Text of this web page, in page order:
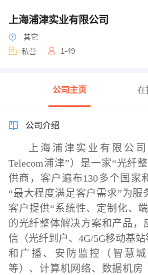
上海浦津实业有限公司
其它
私营
1-49
公司主页 在
公司介绍
上海浦津实业有限公
Telecom浦津”）是一家“光纤
供商，客户遍布130多个国家
“最大程度满足客户需求”为服
客户提供“系统性、定制化、
的光纤整体解决方案和产品，
信（光纤到户、 4G/5G移动基
和广播、安防监控（智慧
等）、计算机网络、数据机房